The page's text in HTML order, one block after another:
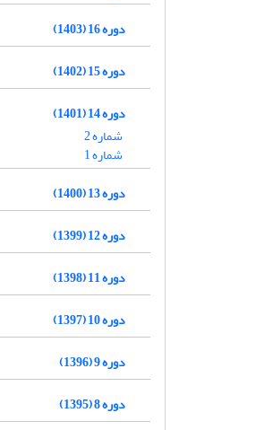
دوره 16 (1403)
دوره 15 (1402)
دوره 14 (1401)
شماره 2
شماره 1
دوره 13 (1400)
دوره 12 (1399)
دوره 11 (1398)
دوره 10 (1397)
دوره 9 (1396)
دوره 8 (1395)